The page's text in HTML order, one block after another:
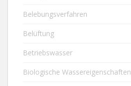
Belebungsverfahren
Belüftung
Betriebswasser
Biologische Wassereigenschaften